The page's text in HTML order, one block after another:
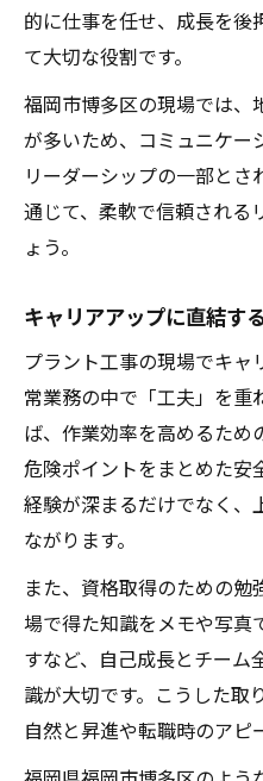
的に仕事を任せ、成長を後
て大切な役割です。
福岡市博多区の現場では、
が多いため、コミュニケー
リーダーシップの一部とさ
通じて、柔軟で信頼される
ょう。
キャリアアップに直結す
プラント工事の現場でキャ
常業務の中で「工夫」を重
ば、作業効率を高めるため
危険ポイントをまとめた安
経験が深まるだけでなく、
ながります。
また、資格取得のための
場で得た知識をメモや写真
すなど、自己成長とチーム
識が大切です。こうした取
自然と昇進や転職時のアピ